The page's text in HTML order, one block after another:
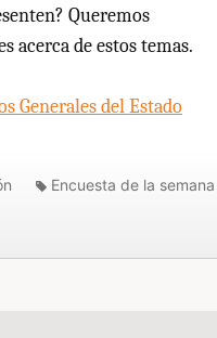
Queremos
acerca de estos temas.
Generales del Estado
Encuesta de la semana